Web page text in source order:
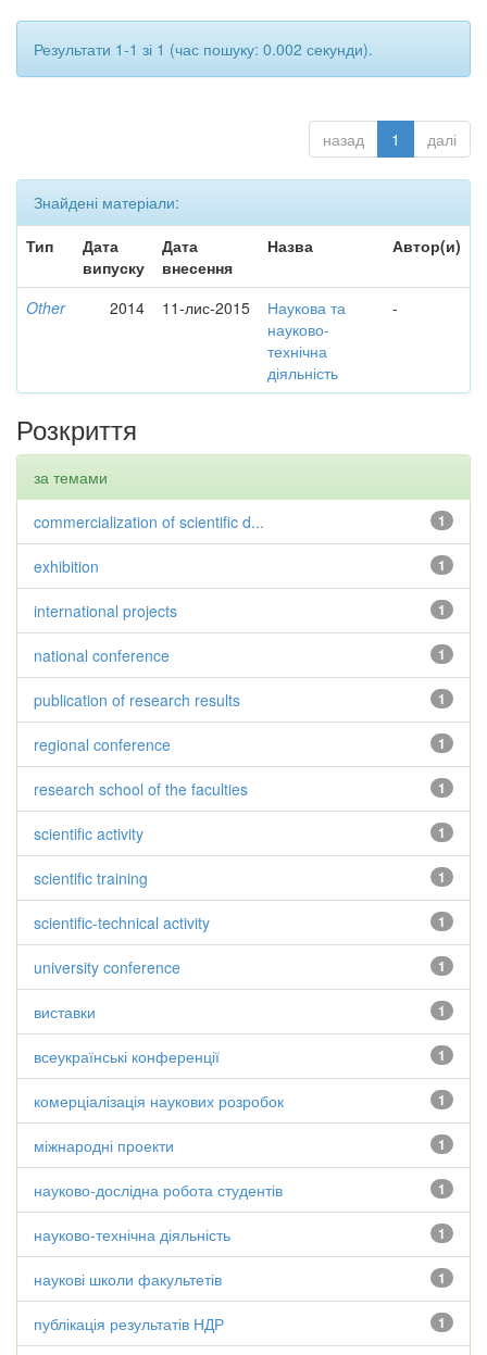
Результати 1-1 зі 1 (час пошуку: 0.002 секунди).
назад 1 далі
Знайдені матеріали:
Тип
Дата
випуску
Дата
внесення
Назва Автор(и)
Other 2014 11-лис-2015
Наукова та
науково-
технічна
діяльність
-
Розкриття
за темами
1
commercialization of scientific d...
1
exhibition
1
international projects
1
national conference
1
publication of research results
1
regional conference
1
research school of the faculties
1
scientific activity
1
scientific training
1
scientific-technical activity
1
university conference
1
виставки
1
всеукраїнські конференції
1
комерціалізація наукових розробок
1
міжнародні проекти
1
науково-дослідна робота студентів
1
науково-технічна діяльність
1
наукові школи факультетів
1
публікація результатів НДР